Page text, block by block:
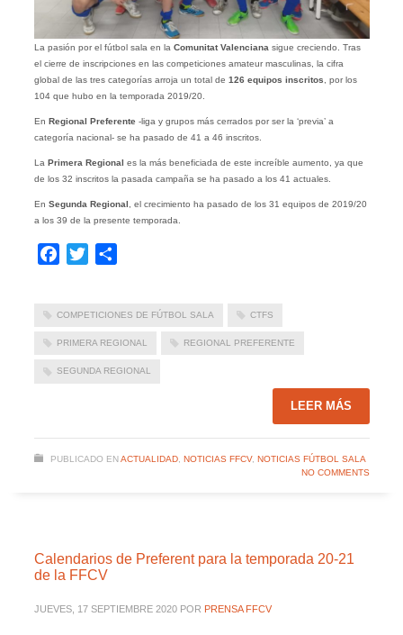
La pasión por el fútbol sala en la Comunitat Valenciana sigue creciendo. Tras
el cierre de inscripciones en las competiciones amateur masculinas, la cifra
global de las tres categorías arroja un total de 126 equipos inscritos , por los
104 que hubo en la temporada 2019/20.
En Regional Preferente-liga y grupos más cerrados por ser la ‘previa’ a
categoría nacional- se ha pasado de 41 a 46 inscritos.
La Primera Regional es la más beneficiada de este increíble aumento, ya que
de los 32 inscritos la pasada campaña se ha pasado a los 41 actuales.
En Segunda Regional , el crecimiento ha pasado de los 31 equipos de 2019/20
a los 39 de la presente temporada.
Facebook
Twitter
COMPETICIONES DE FÚTBOL SALA CTFS
PRIMERA REGIONAL REGIONAL PREFERENTE
SEGUNDA REGIONAL
LEER MÁS
PUBLICADO EN ACTUALIDAD, NOTICIAS FFCV, NOTICIAS FÚTBOL SALA
NO COMMENTS
Calendarios de Preferent para la temporada 20-21
de la FFCV
JUEVES, 17 SEPTIEMBRE 2020 POR PRENSA FFCV